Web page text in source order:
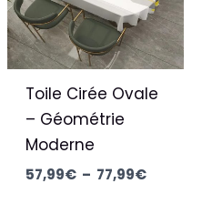
Toile Cirée Ovale
– Géométrie
Moderne
57,99€ – 77,99€